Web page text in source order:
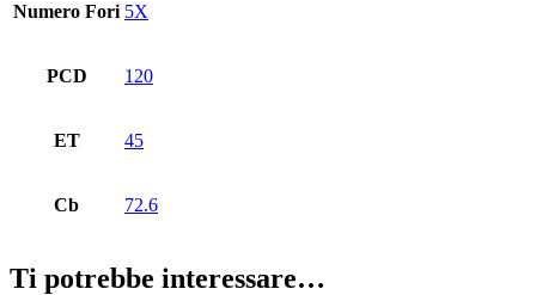
Numero Fori 5X
PCD 120
ET 45
Cb 72.6
Ti potrebbe interessare…